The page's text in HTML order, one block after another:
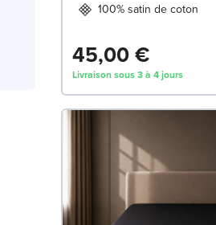
100% satin de coton
45,00 €
Livraison sous 3 à 4 jours